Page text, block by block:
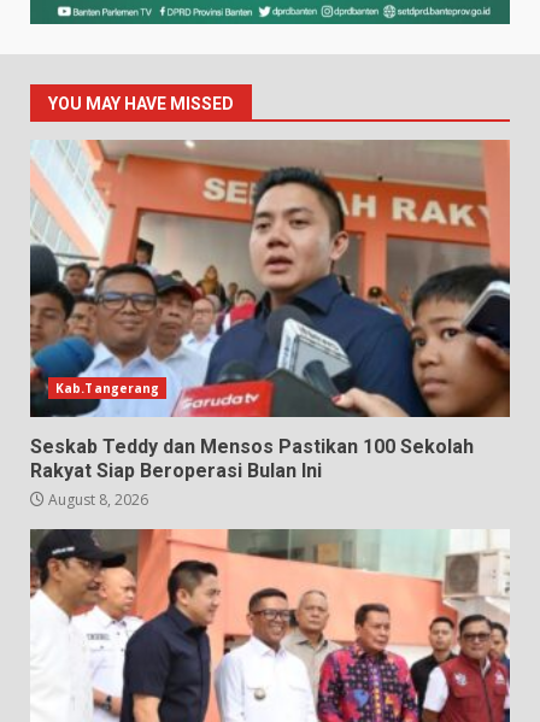
YOU MAY HAVE MISSED
Kab.Tangerang
Seskab Teddy dan Mensos Pastikan 100 Sekolah
Rakyat Siap Beroperasi Bulan Ini
August 8, 2026